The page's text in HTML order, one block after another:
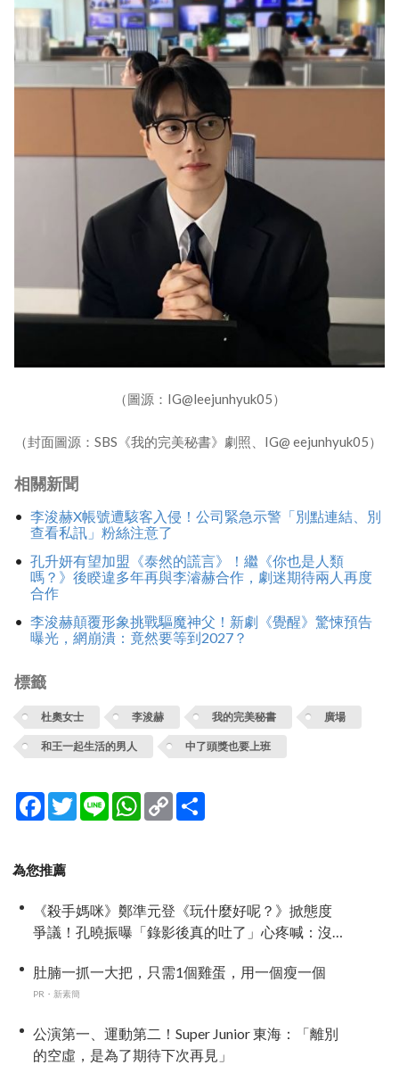
（圖源：IG@leejunhyuk05）
（封面圖源：SBS《我的完美秘書》劇照、IG@ eejunhyuk05）
相關新聞
李浚赫X帳號遭駭客入侵！公司緊急示警「別點連結、別
查看私訊」粉絲注意了
孔升妍有望加盟《泰然的謊言》！繼《你也是人類
嗎？》後睽違多年再與李濬赫合作，劇迷期待兩人再度
合作
李浚赫顛覆形象挑戰驅魔神父！新劇《覺醒》驚悚預告
曝光，網崩潰：竟然要等到2027？
標籤
杜奧女士 李浚赫 我的完美秘書 廣場
和王一起生活的男人 中了頭獎也要上班
Facebook
TwitterLine WhatsApp
Copy
Link
為您推薦
《殺手媽咪》鄭準元登《玩什麼好呢？》掀態度
爭議！孔曉振曝「錄影後真的吐了」心疼喊：沒
肚腩一抓一大把，只需1個雞蛋，用一個瘦一個
PR・新素簡
公演第一、運動第二！Super Junior 東海：「離別
的空虛，是為了期待下次再見」